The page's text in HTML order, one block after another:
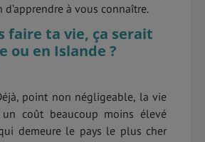
d’apprendre à vous connaître.
faire ta vie, ça serait
ou en Islande ?
point non négligeable, la vie
coût beaucoup moins élevé
demeure le pays le plus cher